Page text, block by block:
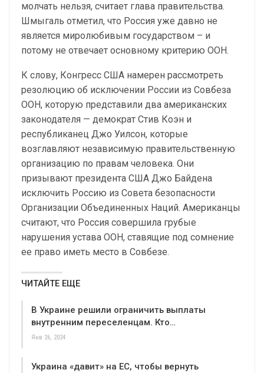
молчать нельзя, считает глава правительства.
Шмыгаль отметил, что Россия уже давно не
является миролюбивым государством – и
потому не отвечает основному критерию ООН.
К слову, Конгресс США намерен рассмотреть
резолюцию об исключении России из Совбеза
ООН, которую представили два американских
законодателя — демократ Стив Коэн и
республиканец Джо Уилсон, которые
возглавляют независимую правительственную
организацию по правам человека. Они
призывают президента США Джо Байдена
исключить Россию из Совета безопасности
Организации Объединенных Наций. Американцы
считают, что Россия совершила грубые
нарушения устава ООН, ставящие под сомнение
ее право иметь место в Совбезе.
ЧИТАЙТЕ ЕЩЕ
В Украине решили ограничить выплаты
внутренним переселенцам. Кто…
Янв 26, 2024
Украина «давит» на ЕС, чтобы вернуть